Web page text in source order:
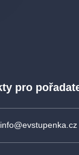
pro
info@evstupenka.cz